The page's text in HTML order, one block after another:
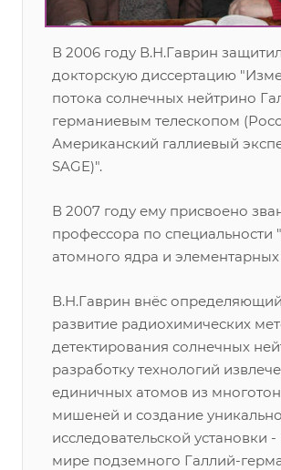
В 2006 году В.Н.Гаврин защитил
докторскую диссертацию
потока солнечных нейтрино
германиевым телескопом
Американский галлиевый
SAGE)".
В 2007 году ему присвоено
профессора по специальности
атомного ядра и элементарных
В.Н.Гаврин внёс
развитие радиохимических
детектирования солнечных
разработку технологий
единичных атомов из
мишеней и создание
исследовательской установки
мире подземного Галлий-